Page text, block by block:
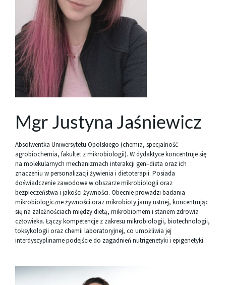
Mgr Justyna Jaśniewicz
Absolwentka Uniwersytetu Opolskiego (chemia, specjalność
agrobiochemia, fakultet z mikrobiologii). W dydaktyce koncentruje się
na molekularnych mechanizmach interakcji gen–dieta oraz ich
znaczeniu w personalizacji żywienia i dietoterapii. Posiada
doświadczenie zawodowe w obszarze mikrobiologii oraz
bezpieczeństwa i jakości żywności. Obecnie prowadzi badania
mikrobiologiczne żywności oraz mikrobioty jamy ustnej, koncentrując
się na zależnościach między dietą, mikrobiomem i stanem zdrowia
człowieka. Łączy kompetencje z zakresu mikrobiologii, biotechnologii,
toksykologii oraz chemii laboratoryjnej, co umożliwia jej
interdyscyplinarne podejście do zagadnień nutrigenetyki i epigenetyki.